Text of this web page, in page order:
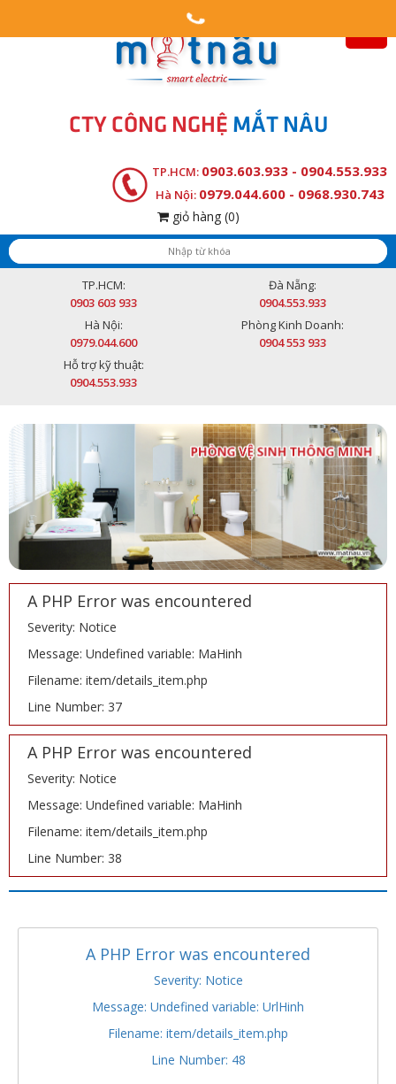
CTY CÔNG NGHỆ MẮT NÂU
TP.HCM: 0903.603.933 - 0904.553.933
Hà Nội: 0979.044.600 - 0968.930.743
giỏ hàng (0)
TP.HCM:
0903 603 933
Đà Nẵng:
0904.553.933
Hà Nội:
0979.044.600
Phòng Kinh Doanh:
0904 553 933
Hỗ trợ kỹ thuật:
0904.553.933
A PHP Error was encountered
Severity: Notice
Message: Undefined variable: MaHinh
Filename: item/details_item.php
Line Number: 37
A PHP Error was encountered
Severity: Notice
Message: Undefined variable: MaHinh
Filename: item/details_item.php
Line Number: 38
A PHP Error was encountered
Severity: Notice
Message: Undefined variable: UrlHinh
Filename: item/details_item.php
Line Number: 48